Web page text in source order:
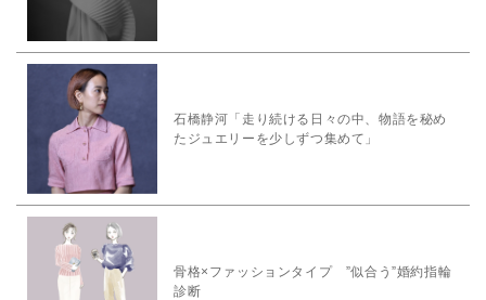
石橋静河「走り続ける日々の中、物語を秘め
たジュエリーを少しずつ集めて」
骨格×ファッションタイプ ”似合う”婚約指輪
診断